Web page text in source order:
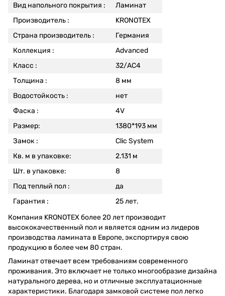
Вид напольного покрытия :
Ламинат
Производитель :
KRONOTEX
Страна производитель :
Германия
Коллекция :
Advanced
Класс :
32/АС4
Толщина :
8 мм
Водостойкость :
нет
Фаска :
4V
Размер:
1380*193 мм
Замок :
Clic System
Кв. м в упаковке:
2.131 м
Шт. в упаковке:
8
Под теплый пол :
да
Гарантия :
25 лет.
Компания KRONOTEX более 20 лет производит
высококачественный пол и является одним из лидеров
производства ламината в Европе, экспортируя свою
продукцию в более чем 80 стран.
Ламинат отвечает всем требованиям современного
проживания. Это включает не только многообразие дизайна
натурального дерева, но и отличные эксплуатационные
характеристики. Благодаря замковой системе пол легко